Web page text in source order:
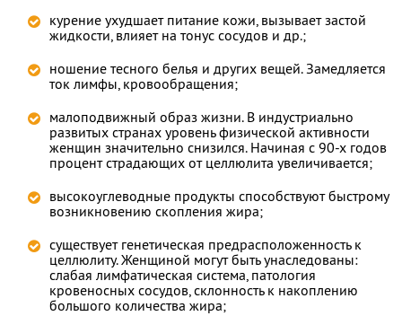
курение ухудшает питание кожи, вызывает застой
жидкости, влияет на тонус сосудов и др.;
ношение тесного белья и других вещей. Замедляется
ток лимфы, кровообращения;
малоподвижный образ жизни. В индустриально
развитых странах уровень физической активности
женщин значительно снизился. Начиная с 90-х годов
процент страдающих от целлюлита увеличивается;
высокоуглеводные продукты способствуют быстрому
возникновению скопления жира;
существует генетическая предрасположенность к
целлюлиту. Женщиной могут быть унаследованы:
слабая лимфатическая система, патология
кровеносных сосудов, склонность к накоплению
большого количества жира;